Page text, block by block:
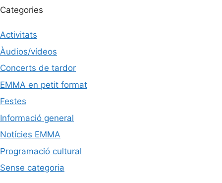
Categories
Activitats
Àudios/vídeos
Concerts de tardor
EMMA en petit format
Festes
Informació general
Notícies EMMA
Programació cultural
Sense categoria